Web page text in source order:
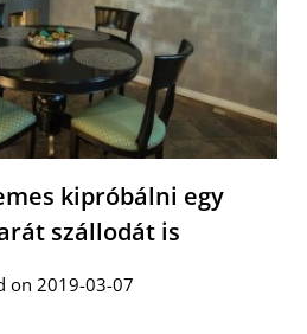
kipróbálni egy
szállodát is
on 2019-03-07